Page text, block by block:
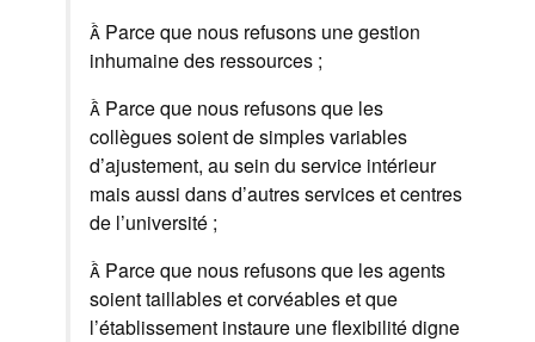
 Parce que nous refusons une gestion
inhumaine des ressources ;
 Parce que nous refusons que les
collègues soient de simples variables
d’ajustement, au sein du service intérieur
mais aussi dans d’autres services et centres
de l’université ;
 Parce que nous refusons que les agents
soient taillables et corvéables et que
l’établissement instaure une flexibilité digne